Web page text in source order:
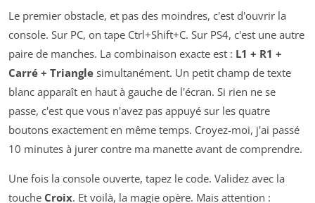
Le premier obstacle, et pas des moindres, c'est d'ouvrir la
console. Sur PC, on tape Ctrl+Shift+C. Sur PS4, c'est une autre
paire de manches. La combinaison exacte est : L1 + R1 +
Carré + Triangle simultanément. Un petit champ de texte
blanc apparaît en haut à gauche de l'écran. Si rien ne se
passe, c'est que vous n'avez pas appuyé sur les quatre
boutons exactement en même temps. Croyez-moi, j'ai passé
10 minutes à jurer contre ma manette avant de comprendre.
Une fois la console ouverte, tapez le code. Validez avec la
touche Croix. Et voilà, la magie opère. Mais attention :